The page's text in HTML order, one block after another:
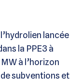
lancée
la PPE3 à
à l’horizon
subventions et